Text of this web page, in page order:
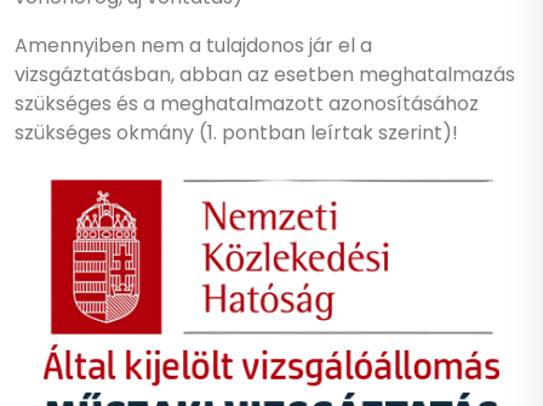
Amennyiben nem a tulajdonos jár el a
vizsgáztatásban, abban az esetben meghatalmazás
szükséges és a meghatalmazott azonosításához
szükséges okmány (1. pontban leírtak szerint)!